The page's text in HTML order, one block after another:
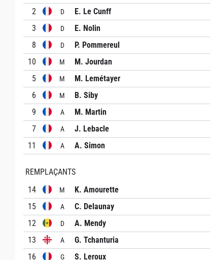
2
D
E. Le Cunff
3
D
E. Nolin
8
D
P. Pommereul
10
M M. Jourdan
5 M
M. Lemétayer
6
M
B. Siby
9
A M. Martin
7 A J. Lebacle
11 A A. Simon
REMPLAÇANTS
14
M K. Amourette
15 A C. Delaunay
12 D A. Mendy
13 A
G. Tchanturia
16
G S. Leroux